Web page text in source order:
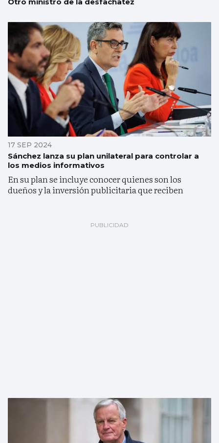
Otro ministro de la desfachatez
17 SEP 2024
Sánchez lanza su plan unilateral para controlar a
los medios informativos
En su plan se incluye conocer quienes son los
dueños y la inversión publicitaria que reciben